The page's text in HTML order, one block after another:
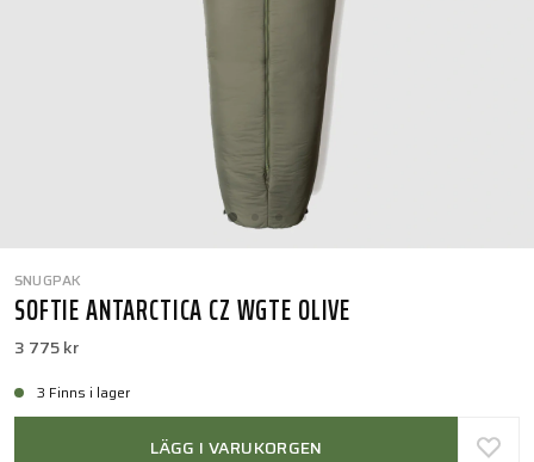
SNUGPAK
SOFTIE ANTARCTICA CZ WGTE OLIVE
3 775 kr
3 Finns i lager
LÄGG I VARUKORGEN